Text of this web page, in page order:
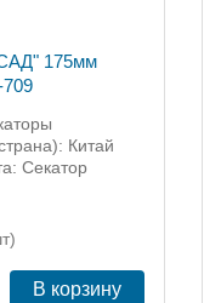
175мм
Китай
Секатор
В корзину